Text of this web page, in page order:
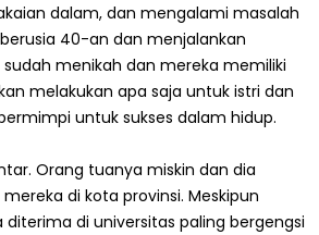
dalam, dan mengalami masalah
40-an dan menjalankan
sudah menikah dan mereka memiliki
melakukan apa saja untuk istri dan
untuk sukses dalam hidup.
Orang tuanya miskin dan dia
di kota provinsi. Meskipun
diterima di universitas paling bergengsi